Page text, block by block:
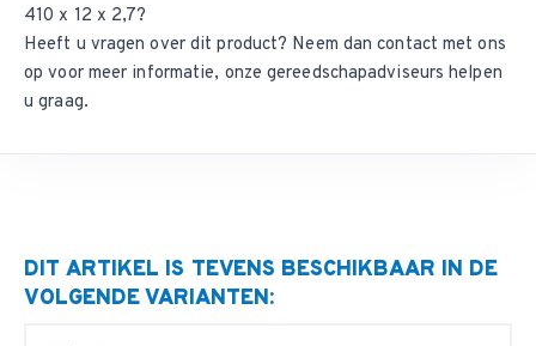
410 x 12 x 2,7?
Heeft u vragen over dit product? Neem dancontact met ons
op voor meer informatie, onze gereedschapadviseurs helpen
u graag.
DIT ARTIKEL IS TEVENS BESCHIKBAAR IN DE
VOLGENDE VARIANTEN: